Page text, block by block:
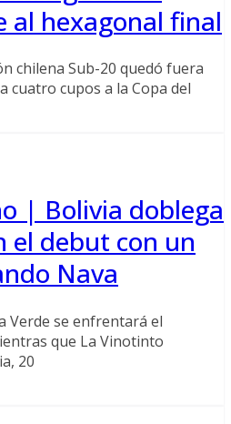
al hexagonal final
chilena Sub-20 quedó fuera
cuatro cupos a la Copa del
| Bolivia doblega
el debut con un
Nava
Verde se enfrentará el
que La Vinotinto
20